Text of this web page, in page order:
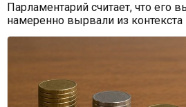
Парламентарий считает, что его
намеренно вырвали из контекста